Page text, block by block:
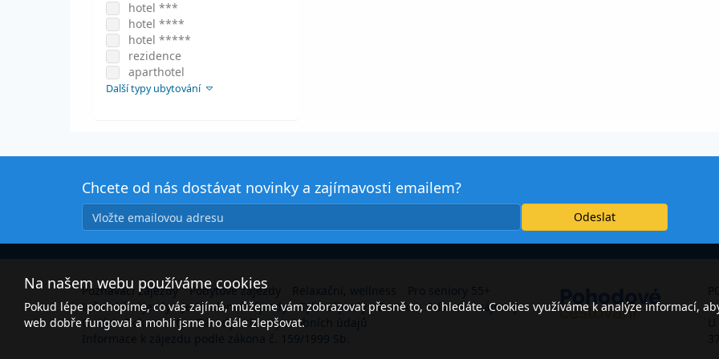
hotel ***
hotel ****
hotel *****
rezidence
aparthotel
Další typy ubytování
Chcete od nás dostávat novinky a zajímavosti emailem?
Poznávací zájezdy Pobytové zájezdy
Lyžařské zájezdy
Jednodenní zájezdy Cyklozájezdy Exotika
Adventní zájezdy
O nás
Dokumenty
Zásady ochrany osobních údajů
Na našem webu používáme cookies
Pokud lépe pochopíme, co vás zajímá, můžeme vám zobrazovat přesně to, co hledáte. Cookies využíváme k analýze informací,
web dobře fungoval a mohli jsme ho dále zlepšovat.